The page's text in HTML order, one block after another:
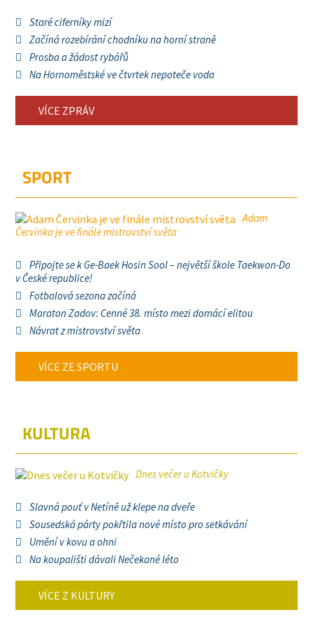
Staré ciferníky mizí
Začíná rozebírání chodníku na horní straně
Prosba a žádost rybářů
Na Hornoměstské ve čtvrtek nepoteče voda
VÍCE ZPRÁV
SPORT
Adam
Červinka je ve finále mistrovství světa
Připojte se k Ge-Baek Hosin Sool – největší škole Taekwon-Do
v České republice!
Fotbalová sezona začíná
Maraton Zadov: Cenné 38. místo mezi domácí elitou
Návrat z mistrovství světa
VÍCE ZE SPORTU
KULTURA
Dnes večer u Kotvičky
Slavná pouť v Netíně už klepe na dveře
Sousedská párty pokřtila nové místo pro setkávání
Umění v kovu a ohni
Na koupališti dávali Nečekané léto
VÍCE Z KULTURY